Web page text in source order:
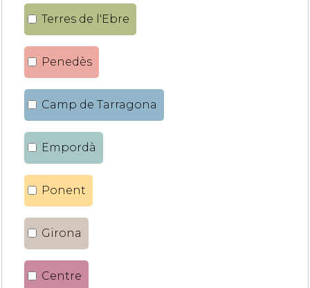
Terres de l'Ebre
Penedès
Camp de Tarragona
Empordà
Ponent
Girona
Centre